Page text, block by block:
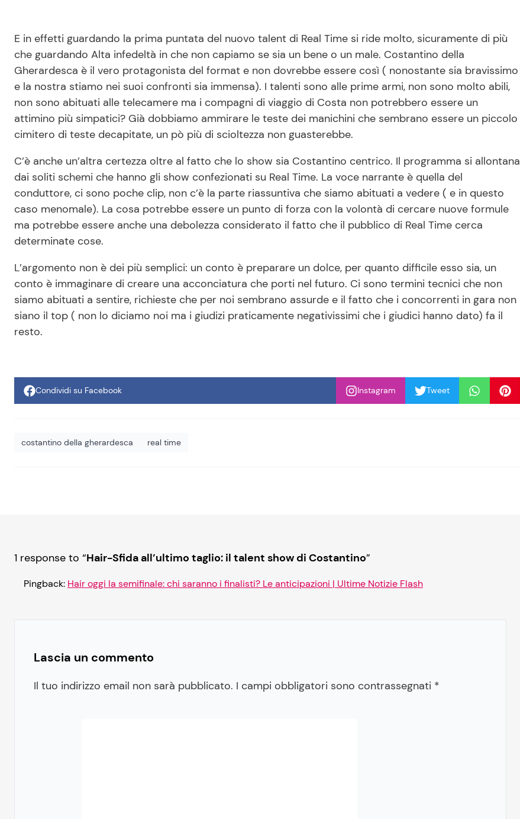
E in effetti guardando la prima puntata del nuovo talent di Real Time si ride molto, sicuramente di più
che guardando Alta infedeltà in che non capiamo se sia un bene o un male. Costantino della
Gherardesca è il vero protagonista del format e non dovrebbe essere così ( nonostante sia bravissimo
e la nostra stiamo nei suoi confronti sia immensa). I talenti sono alle prime armi, non sono molto abili,
non sono abituati alle telecamere ma i compagni di viaggio di Costa non potrebbero essere un
attimino più simpatici? Già dobbiamo ammirare le teste dei manichini che sembrano essere un piccolo
cimitero di teste decapitate, un pò più di scioltezza non guasterebbe.
C’è anche un’altra certezza oltre al fatto che lo show sia Costantino centrico. Il programma si allontana
dai soliti schemi che hanno gli show confezionati su Real Time. La voce narrante è quella del
conduttore, ci sono poche clip, non c’è la parte riassuntiva che siamo abituati a vedere ( e in questo
caso menomale). La cosa potrebbe essere un punto di forza con la volontà di cercare nuove formule
ma potrebbe essere anche una debolezza considerato il fatto che il pubblico di Real Time cerca
determinate cose.
L’argomento non è dei più semplici: un conto è preparare un dolce, per quanto difficile esso sia, un
conto è immaginare di creare una acconciatura che porti nel futuro. Ci sono termini tecnici che non
siamo abituati a sentire, richieste che per noi sembrano assurde e il fatto che i concorrenti in gara non
siano il top ( non lo diciamo noi ma i giudizi praticamente negativissimi che i giudici hanno dato) fa il
resto.
Condividi su Facebook Instagram Tweet
costantino della gherardesca real time
1 response to “Hair-Sfida all’ultimo taglio: il talent show di Costantino”
Pingback: Hair oggi la semifinale: chi saranno i finalisti? Le anticipazioni | Ultime Notizie Flash
Lascia un commento
Il tuo indirizzo email non sarà pubblicato. I campi obbligatori sono contrassegnati *